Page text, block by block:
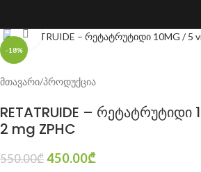
-18%
Click to enlarge
მთავარი/პროდუქცია
RETATRUIDE –
2 mg ZPHC
550.00₾ 450.00₾